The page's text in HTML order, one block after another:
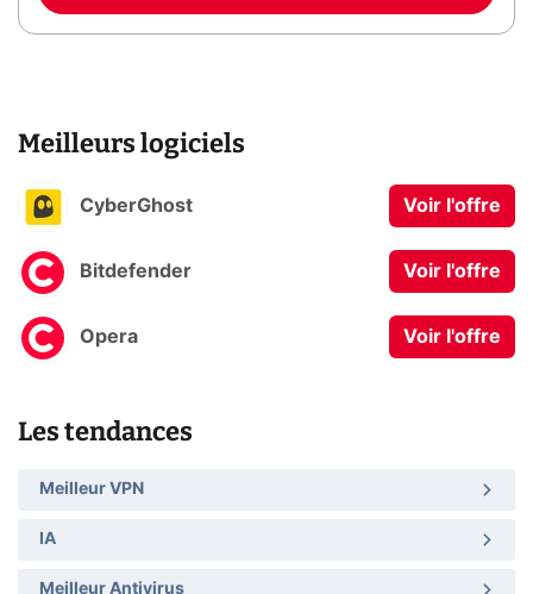
Meilleurs logiciels
CyberGhost Voir l'offre
Bitdefender Voir l'offre
Opera Voir l'offre
Les tendances
Meilleur VPN
IA
Meilleur Antivirus